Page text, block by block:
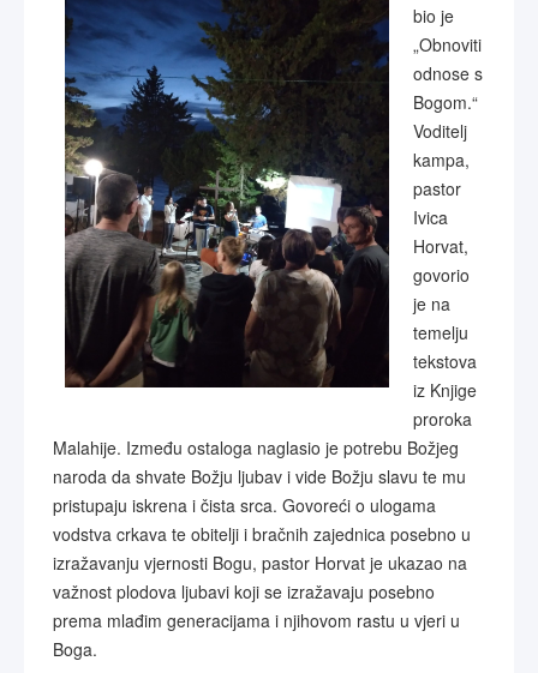
bio je
„Obnoviti
odnose s
Bogom.“
Voditelj
kampa,
pastor
Ivica
Horvat,
govorio
je na
temelju
tekstova
iz Knjige
proroka
Malahije. Između ostaloga naglasio je potrebu Božjeg
naroda da shvate Božju ljubav i vide Božju slavu te mu
pristupaju iskrena i čista srca. Govoreći o ulogama
vodstva crkava te obitelji i bračnih zajednica posebno u
izražavanju vjernosti Bogu, pastor Horvat je ukazao na
važnost plodova ljubavi koji se izražavaju posebno
prema mlađim generacijama i njihovom rastu u vjeri u
Boga.